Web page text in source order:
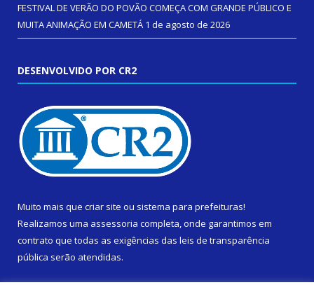
FESTIVAL DE VERÃO DO POVÃO COMEÇA COM GRANDE PÚBLICO E
MUITA ANIMAÇÃO EM CAMETÁ 1 de agosto de 2026
DESENVOLVIDO POR CR2
Muito mais que criar site ou sistema para prefeituras!
Realizamos uma assessoria completa, onde garantimos em
contrato que todas as exigências das leis de transparência
pública serão atendidas.